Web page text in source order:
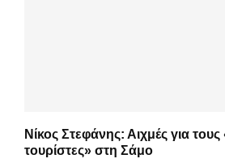
Νίκος Στεφάνης: Αιχμές για τους
τουρίστες» στη Σάμο